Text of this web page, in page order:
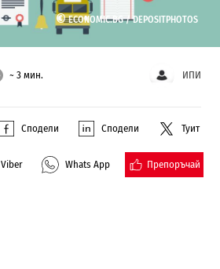
©ECONOMIC.BG /DEPOSITPHOTOS
~ 3 мин. ИПИ
Сподели Сподели Туит
Viber Whats App Препоръчай